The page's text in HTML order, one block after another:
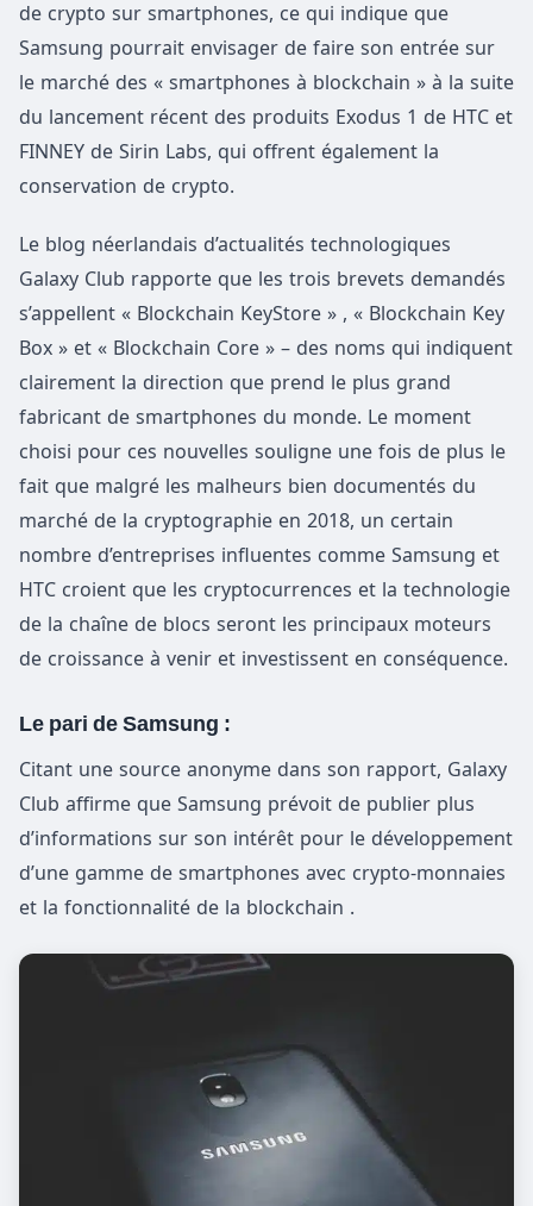
de crypto sur smartphones, ce qui indique que
Samsung pourrait envisager de faire son entrée sur
le marché des « smartphones à blockchain » à la suite
du lancement récent des produits Exodus 1 de HTC et
FINNEY de Sirin Labs, qui offrent également la
conservation de crypto.
Le blog néerlandais d’actualités technologiques
Galaxy Club rapporte que les trois brevets demandés
s’appellent « Blockchain KeyStore » , « Blockchain Key
Box » et « Blockchain Core » – des noms qui indiquent
clairement la direction que prend le plus grand
fabricant de smartphones du monde. Le moment
choisi pour ces nouvelles souligne une fois de plus le
fait que malgré les malheurs bien documentés du
marché de la cryptographie en 2018, un certain
nombre d’entreprises influentes comme Samsung et
HTC croient que les cryptocurrences et la technologie
de la chaîne de blocs seront les principaux moteurs
de croissance à venir et investissent en conséquence.
Le pari de Samsung :
Citant une source anonyme dans son rapport, Galaxy
Club affirme que Samsung prévoit de publier plus
d’informations sur son intérêt pour le développement
d’une gamme de smartphones avec crypto-monnaies
et la fonctionnalité de la blockchain .